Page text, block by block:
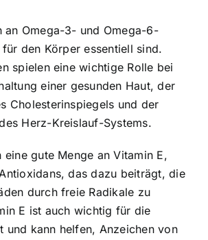
an Omega-3- und Omega-6-
für den Körper essentiell sind.
spielen eine wichtige Rolle bei
einer gesunden Haut, der
Cholesterinspiegels und der
Herz-Kreislauf-Systems.
eine gute Menge an Vitamin E,
das dazu beiträgt, die
durch freie Radikale zu
E ist auch wichtig für die
und kann helfen, Anzeichen von